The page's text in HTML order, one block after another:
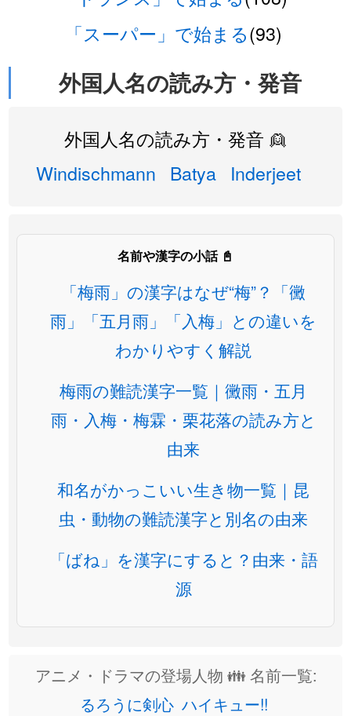
「スーパー」で始まる(93)
外国人名の読み方・発音
外国人名の読み方・発音 👱
Windischmann Batya Inderjeet
名前や漢字の小話 📓
「梅雨」の漢字はなぜ“梅”？「黴
雨」「五月雨」「入梅」との違いを
わかりやすく解説
梅雨の難読漢字一覧｜黴雨・五月
雨・入梅・梅霖・栗花落の読み方と
由来
和名がかっこいい生き物一覧｜昆
虫・動物の難読漢字と別名の由来
「ばね」を漢字にすると？由来・語
源
アニメ・ドラマの登場人物 👪 名前一覧:
るろうに剣心 ハイキュー!!